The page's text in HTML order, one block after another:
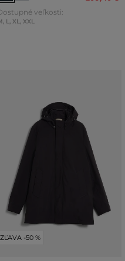
veľkosti:
, L, XL, XXL
ZĽAVA -50 %